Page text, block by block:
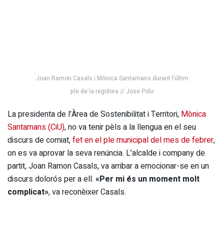
Joan Ramon Casals i Mònica Santamans durant l’últim
ple de la regidora // Jose Polo
La presidenta de l’Àrea de Sostenibilitat i Territori, Mònica
Santamans (CiU), no va tenir pèls a la llengua en el seu
discurs de comiat,fet en el ple municipal del mes de febrer,
on es va aprovar la seva renúncia. L’alcalde i company de
partit, Joan Ramon Casals, va arribar a emocionar-se en un
discurs dolorós per a ell. «Per mi és un moment molt
complicat», va reconèixer Casals.